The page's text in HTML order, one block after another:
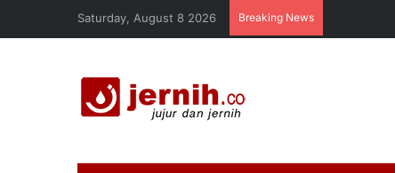
Saturday, August 8 2026 Breaking News